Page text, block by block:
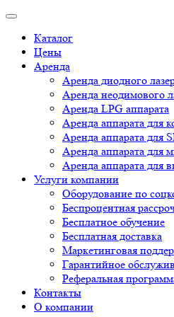
Каталог
Цены
Аренда
Аренда диодного
Аренда неодимового
Аренда LPG аппарата
Аренда аппарата для
Аренда аппарата для
Аренда аппарата для
Аренда аппарата для
Услуги компании
Оборудование по
Беспроцентная
Бесплатное обучение
Бесплатная доставка
Маркетинговая
Гарантийное
Реферальная
Контакты
О компании